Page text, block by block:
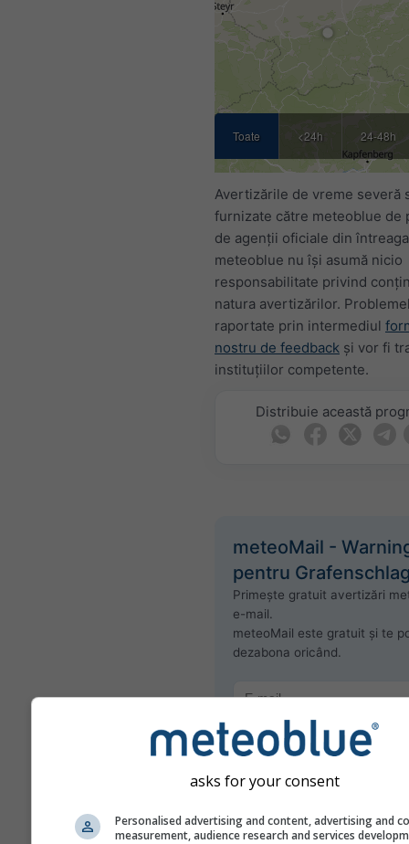
Toate <24h 24-48h
Avertizările de vreme severă
furnizate către meteoblue de
de agenții oficiale din
meteoblue nu își asumă nicio
responsabilitate privind
natura avertizărilor.
raportate prin intermediul
nostru de feedback și vor fi
instituțiilor competente.
Distribuie această
meteoMail -
pentru
Primește gratuit avertizări
e-mail.
meteoMail este gratuit și te
dezabona oricând.
Abonează-te la
asks for your consent
Personalised advertising and content, advertising and
measurement, audience research and services